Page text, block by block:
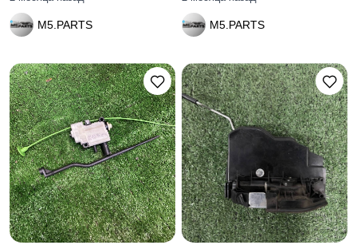
M5.PARTS M5.PARTS